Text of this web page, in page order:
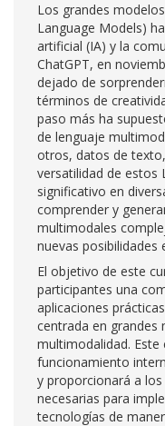
Los grandes
Language Models)
artificial (IA) y la
ChatGPT, en
dejado de
términos de
paso más ha
de lenguaje
otros, datos de
versatilidad de estos
significativo en
comprender y
multimodales
nuevas posibilidades
El objetivo de este
participantes una
aplicaciones
centrada en grandes
multimodalidad.
funcionamiento
y proporcionará a
necesarias para
tecnologías de